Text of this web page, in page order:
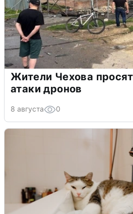
Жители Чехова
атаки дронов
8 августа 0